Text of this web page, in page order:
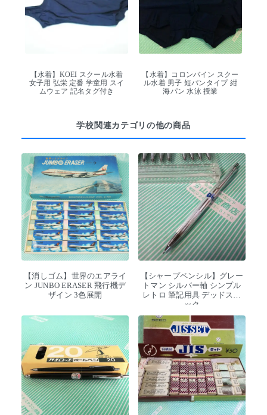
【水着】KOEI スクール水着
女子用 弘栄 定番 学童用 スイ
ムウェア 記名タグ付き
【水着】コロンバイン スクー
ル水着 男子 短パンタイプ 紺
海パン 水泳 授業
学校関連カテゴリの他の商品
【消しゴム】世界のエアライ
ン JUNBO ERASER 飛行機デ
ザイン 3色展開
【シャープペンシル】グレー
トマン シルバー軸 シンプル
レトロ 筆記用具 デッドスト
ック